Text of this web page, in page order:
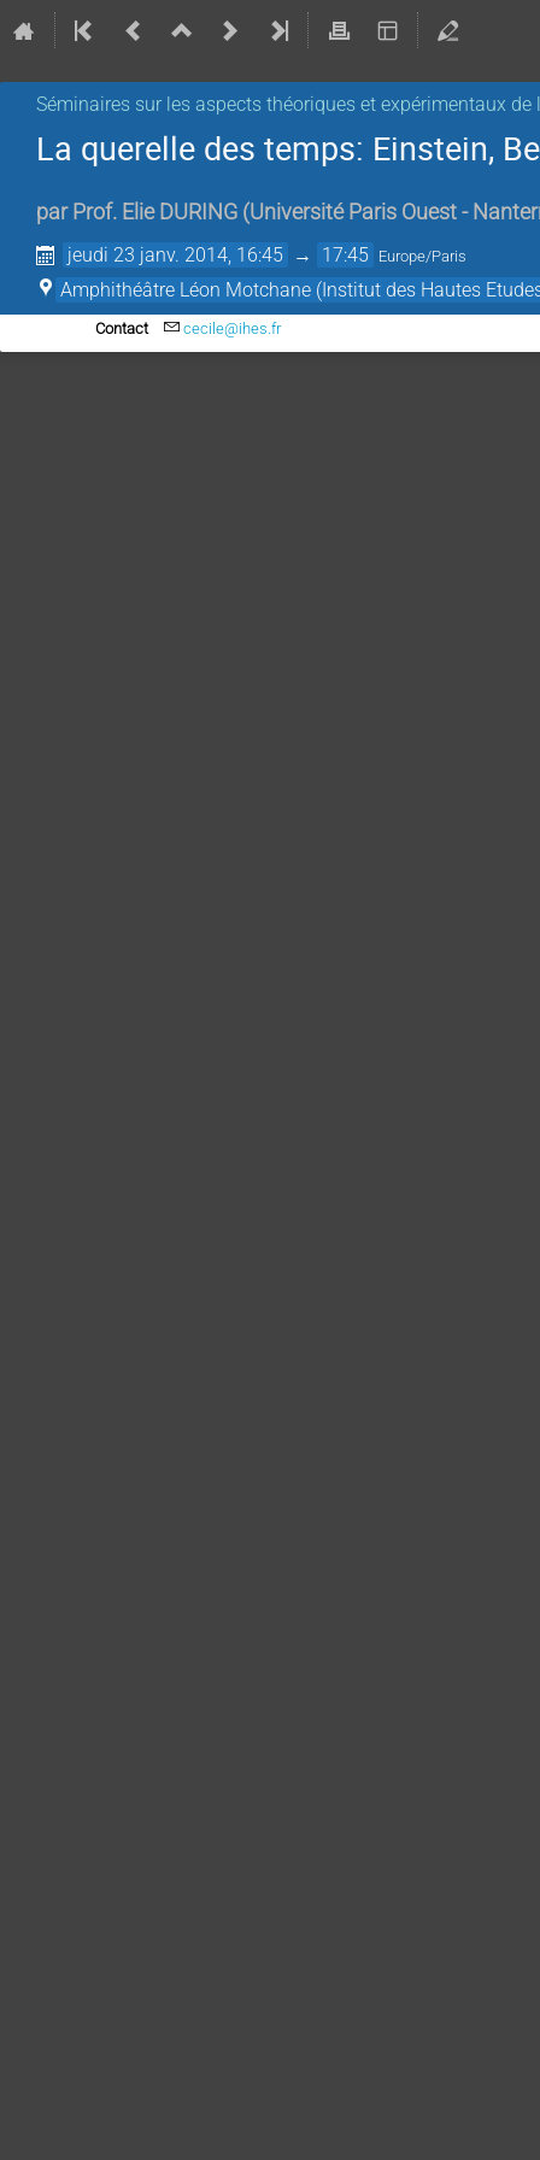
Séminaires sur les aspects théoriques et expérimentaux
La querelle des temps: Einstein,
par Prof. Elie DURING (Université Paris Ouest -
jeudi 23 janv. 2014, 16:45 → 17:45 Europe/Paris
Amphithéâtre Léon Motchane (Institut des Hautes
Contact cecile@ihes.fr